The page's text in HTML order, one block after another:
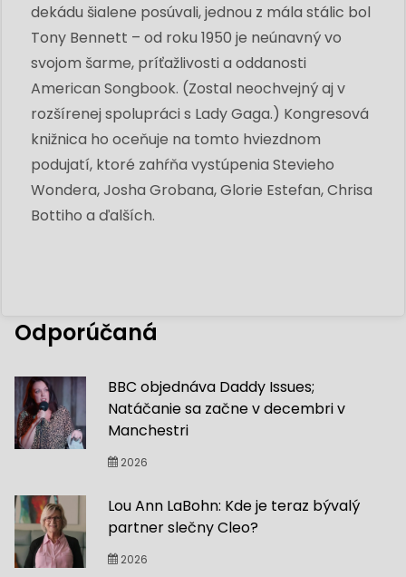
dekádu šialene posúvali, jednou z mála stálic bol
Tony Bennett – od roku 1950 je neúnavný vo
svojom šarme, príťažlivosti a oddanosti
American Songbook. (Zostal neochvejný aj v
rozšírenej spolupráci s Lady Gaga.) Kongresová
knižnica ho oceňuje na tomto hviezdnom
podujatí, ktoré zahŕňa vystúpenia Stevieho
Wondera, Josha Grobana, Glorie Estefan, Chrisa
Bottiho a ďalších.
Odporúčaná
BBC objednáva Daddy Issues;
Natáčanie sa začne v decembri v
Manchestri
2026
Lou Ann LaBohn: Kde je teraz bývalý
partner slečny Cleo?
2026